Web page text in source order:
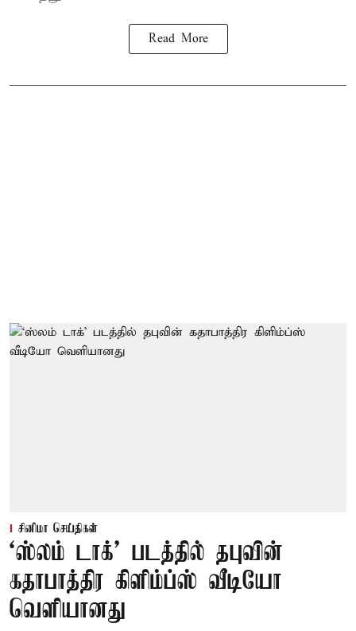
Read More
சினிமா செய்திகள்
‘ஸ்லம் டாக்’ படத்தில் தபுவின்
கதாபாத்திர கிளிம்ப்ஸ் வீடியோ
வெளியானது